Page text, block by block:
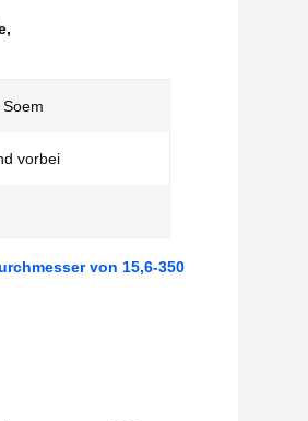
,
vorbei
von 15,6-350